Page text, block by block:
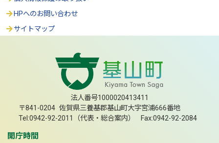
HPへのお問い合わせ
サイトマップ
法人番号1000020413411
〒841-0204 佐賀県三養基郡基山町大字宮浦666番地
Tel:0942-92-2011（代表・総合案内） Fax:0942-92-2084
開庁時間